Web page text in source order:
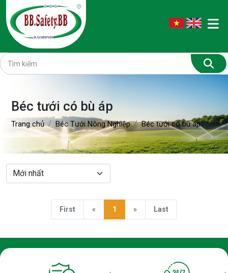
Béc tưới có bù áp
Trang chủ Béc Tưới Nông Nghiệp Béc tưới có bù áp
First « 1 » Last